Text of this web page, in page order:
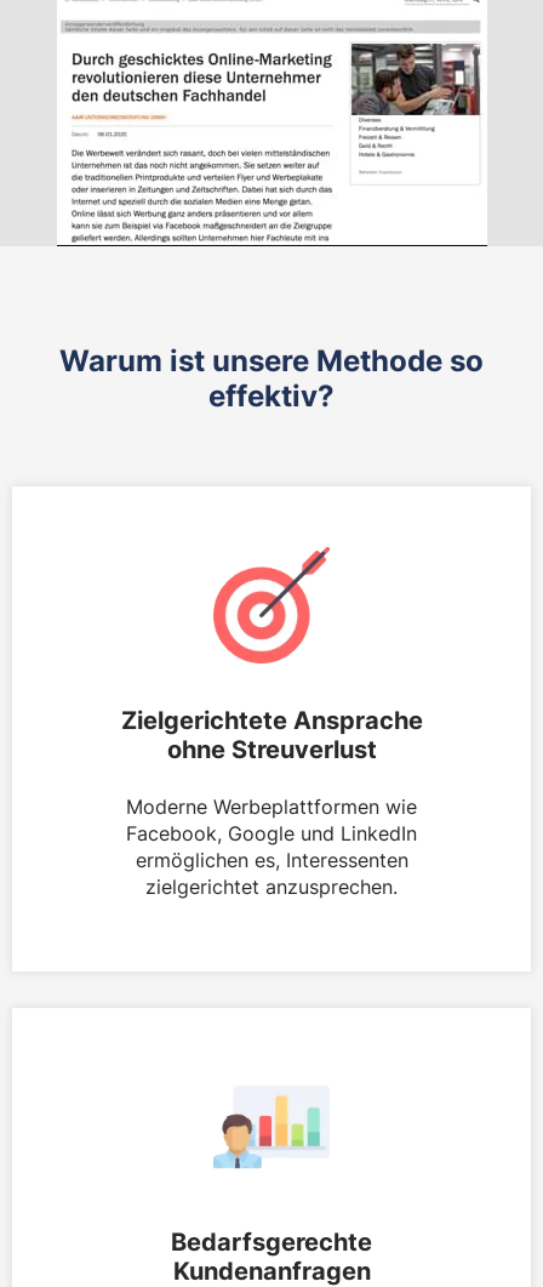
Warum ist unsere Methode so
effektiv?
Zielgerichtete Ansprache
ohne Streuverlust
Moderne Werbeplattformen wie
Facebook, Google und LinkedIn
ermöglichen es, Interessenten
zielgerichtet anzusprechen.
Bedarfsgerechte
Kundenanfragen